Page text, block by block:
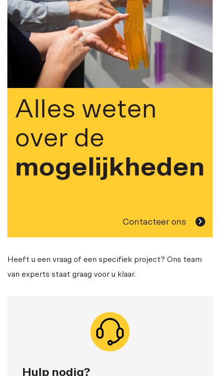
Alles weten
over de
mogelijkheden
Contacteer ons
Heeft u een vraag of een specifiek project? Ons team
van experts staat graag voor u klaar.
Hulp nodig?